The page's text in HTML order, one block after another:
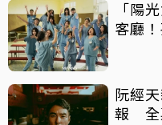
「陽
客廳
阮經
報 全